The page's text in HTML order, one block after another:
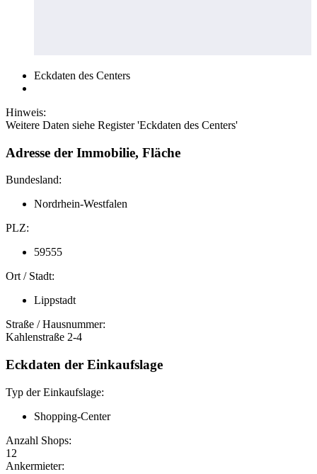
Eckdaten des Centers
Hinweis:
Weitere Daten siehe Register 'Eckdaten des Centers'
Adresse der Immobilie, Fläche
Bundesland:
Nordrhein-Westfalen
PLZ:
59555
Ort / Stadt:
Lippstadt
Straße / Hausnummer:
Kahlenstraße 2-4
Eckdaten der Einkaufslage
Typ der Einkaufslage:
Shopping-Center
Anzahl Shops:
12
Ankermieter: